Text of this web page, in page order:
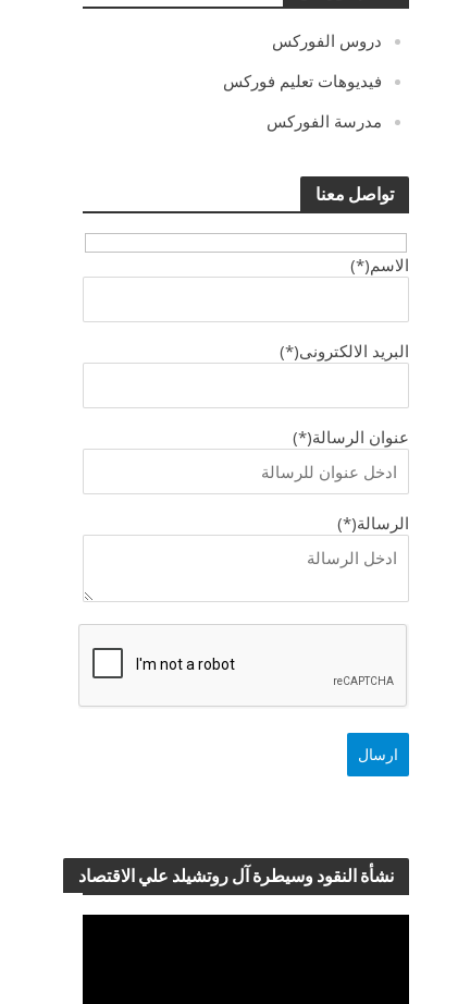
دروس الفوركس
فيديوهات تعليم فوركس
مدرسة الفوركس
تواصل معنا
الاسم(*)
البريد الالكترونى(*)
عنوان الرسالة(*)
الرسالة(*)
نشأة النقود وسيطرة آل روتشيلد علي الاقتصاد